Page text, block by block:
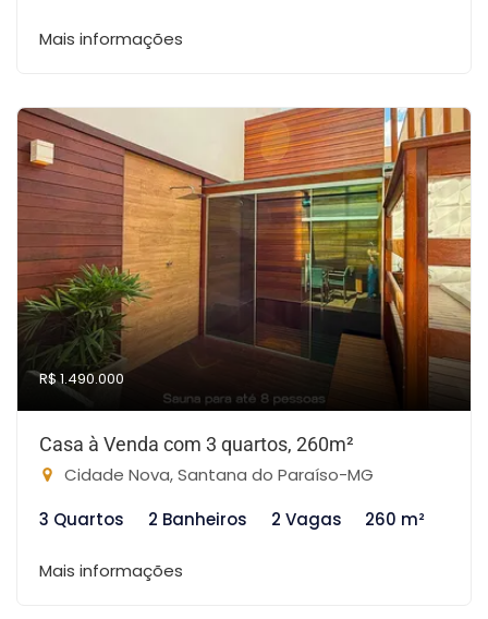
Mais informações
R$ 1.490.000
Casa à Venda com 3 quartos, 260m²
Cidade Nova, Santana do Paraíso-MG
3 Quartos
2 Banheiros 2 Vagas 260 m²
Mais informações